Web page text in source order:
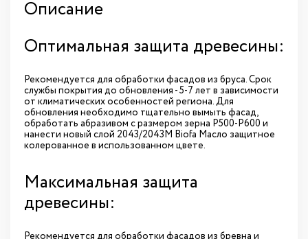
Описание
Оптимальная защита древесины:
Рекомендуется для обработки фасадов из бруса. Срок
службы покрытия до обновления - 5-7 лет в зависимости
от климатических особенностей региона. Для
обновления необходимо тщательно вымыть фасад,
обработать абразивом с размером зерна Р500-Р600 и
нанести новый слой 2043/2043М Biofa Масло защитное
колерованное в использованном цвете.
Максимальная защита
древесины:
Рекомендуется для обработки фасадов из бревна и